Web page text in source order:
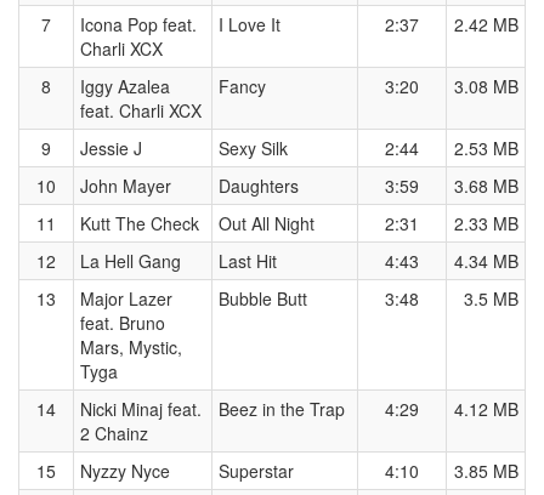
7
Icona Pop feat.
Charli XCX
I Love It 2:37 2.42 MB
8
Iggy Azalea
feat. Charli XCX
Fancy 3:20 3.08 MB
9 Jessie J Sexy Silk 2:44
2.53 MB
10
John Mayer Daughters 3:59
3.68 MB
11
Kutt The Check Out All Night 2:31
2.33 MB
12
La Hell Gang Last Hit 4:43
4.34 MB
13
Major Lazer
feat. Bruno
Mars, Mystic,
Tyga
Bubble Butt 3:48 3.5 MB
14
Nicki Minaj feat.
2 Chainz
Beez in the Trap 4:29 4.12 MB
15 Nyzzy Nyce Superstar 4:10
3.85 MB